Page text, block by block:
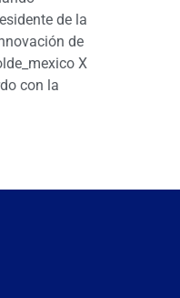
de la
de
X:
con la